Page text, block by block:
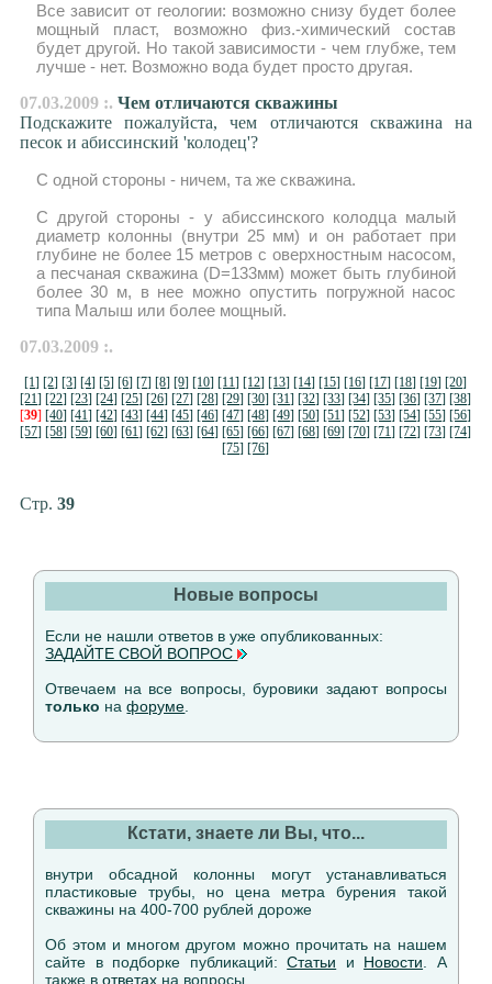
Все зависит от геологии: возможно снизу будет более
мощный пласт, возможно физ.-химический состав
будет другой. Но такой зависимости - чем глубже, тем
лучше - нет. Возможно вода будет просто другая.
07.03.2009 :. Чем отличаются скважины
Подскажите пожалуйста, чем отличаются скважина на
песок и абиссинский 'колодец'?
С одной стороны - ничем, та же скважина.
С другой стороны - у абиссинского колодца малый
диаметр колонны (внутри 25 мм) и он работает при
глубине не более 15 метров с оверхностным насосом,
а песчаная скважина (D=133мм) может быть глубиной
более 30 м, в нее можно опустить погружной насос
типа Малыш или более мощный.
07.03.2009 :.
[1] [2] [3] [4] [5] [6] [7] [8] [9] [10] [11] [12] [13] [14] [15] [16] [17] [18] [19] [20]
[21] [22] [23] [24] [25] [26] [27] [28] [29] [30] [31] [32] [33] [34] [35] [36] [37] [38]
[39] [40] [41] [42] [43] [44] [45] [46] [47] [48] [49] [50] [51] [52] [53] [54] [55] [56]
[57] [58] [59] [60] [61] [62] [63] [64] [65] [66] [67] [68] [69] [70] [71] [72] [73] [74]
[75] [76]
Стр. 39
Новые вопросы
Если не нашли ответов в уже опубликованных:
ЗАДАЙТЕ СВОЙ ВОПРОС
Отвечаем на все вопросы, буровики задают вопросы
только нафоруме
Кстати, знаете ли Вы, что...
внутри обсадной колонны могут устанавливаться
пластиковые трубы, но цена метра бурения такой
скважины на 400-700 рублей дороже
Об этом и многом другом можно прочитать на нашем
сайте в подборке публикаций:Статьи и Новости . А
также вответах на вопросы.